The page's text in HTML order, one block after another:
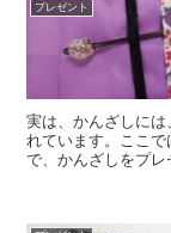
プレゼント
実は、かんざしに
れています。ここ
で、かんざしをプレ